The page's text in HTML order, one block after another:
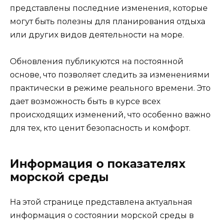
представлены последние изменения, которые
могут быть полезны для планирования отдыха
или других видов деятельности на море.
Обновления публикуются на постоянной
основе, что позволяет следить за изменениями
практически в режиме реального времени. Это
дает возможность быть в курсе всех
происходящих изменений, что особенно важно
для тех, кто ценит безопасность и комфорт.
Информация о показателях
морской среды
На этой странице представлена актуальная
информация о состоянии морской среды в